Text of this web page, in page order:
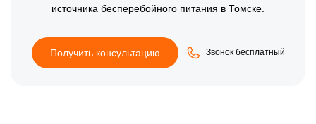
источника бесперебойного питания в Томске.
Получить консультацию Звонок бесплатный